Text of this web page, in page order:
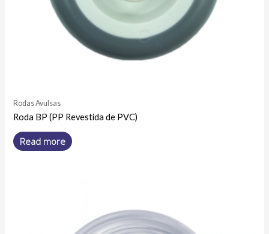
Rodas Avulsas
Roda BP (PP Revestida de PVC)
Read more